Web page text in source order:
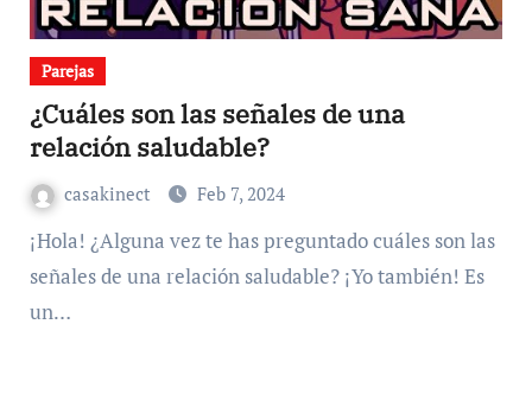
Parejas
¿Cuáles son las señales de una
relación saludable?
casakinect Feb 7, 2024
¡Hola! ¿Alguna vez te has preguntado cuáles son las
señales de una relación saludable? ¡Yo también! Es
un…